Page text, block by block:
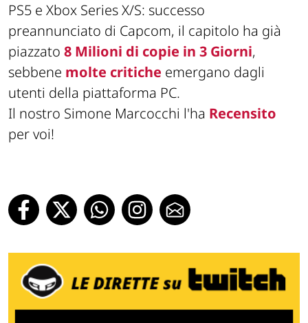
PS5 e Xbox Series X/S: successo
preannunciato di Capcom, il capitolo ha già
piazzato 8 Milioni di copie in 3 Giorni,
sebbene molte critiche emergano dagli
utenti della piattaforma PC.
Il nostro Simone Marcocchi l'ha Recensito
per voi!